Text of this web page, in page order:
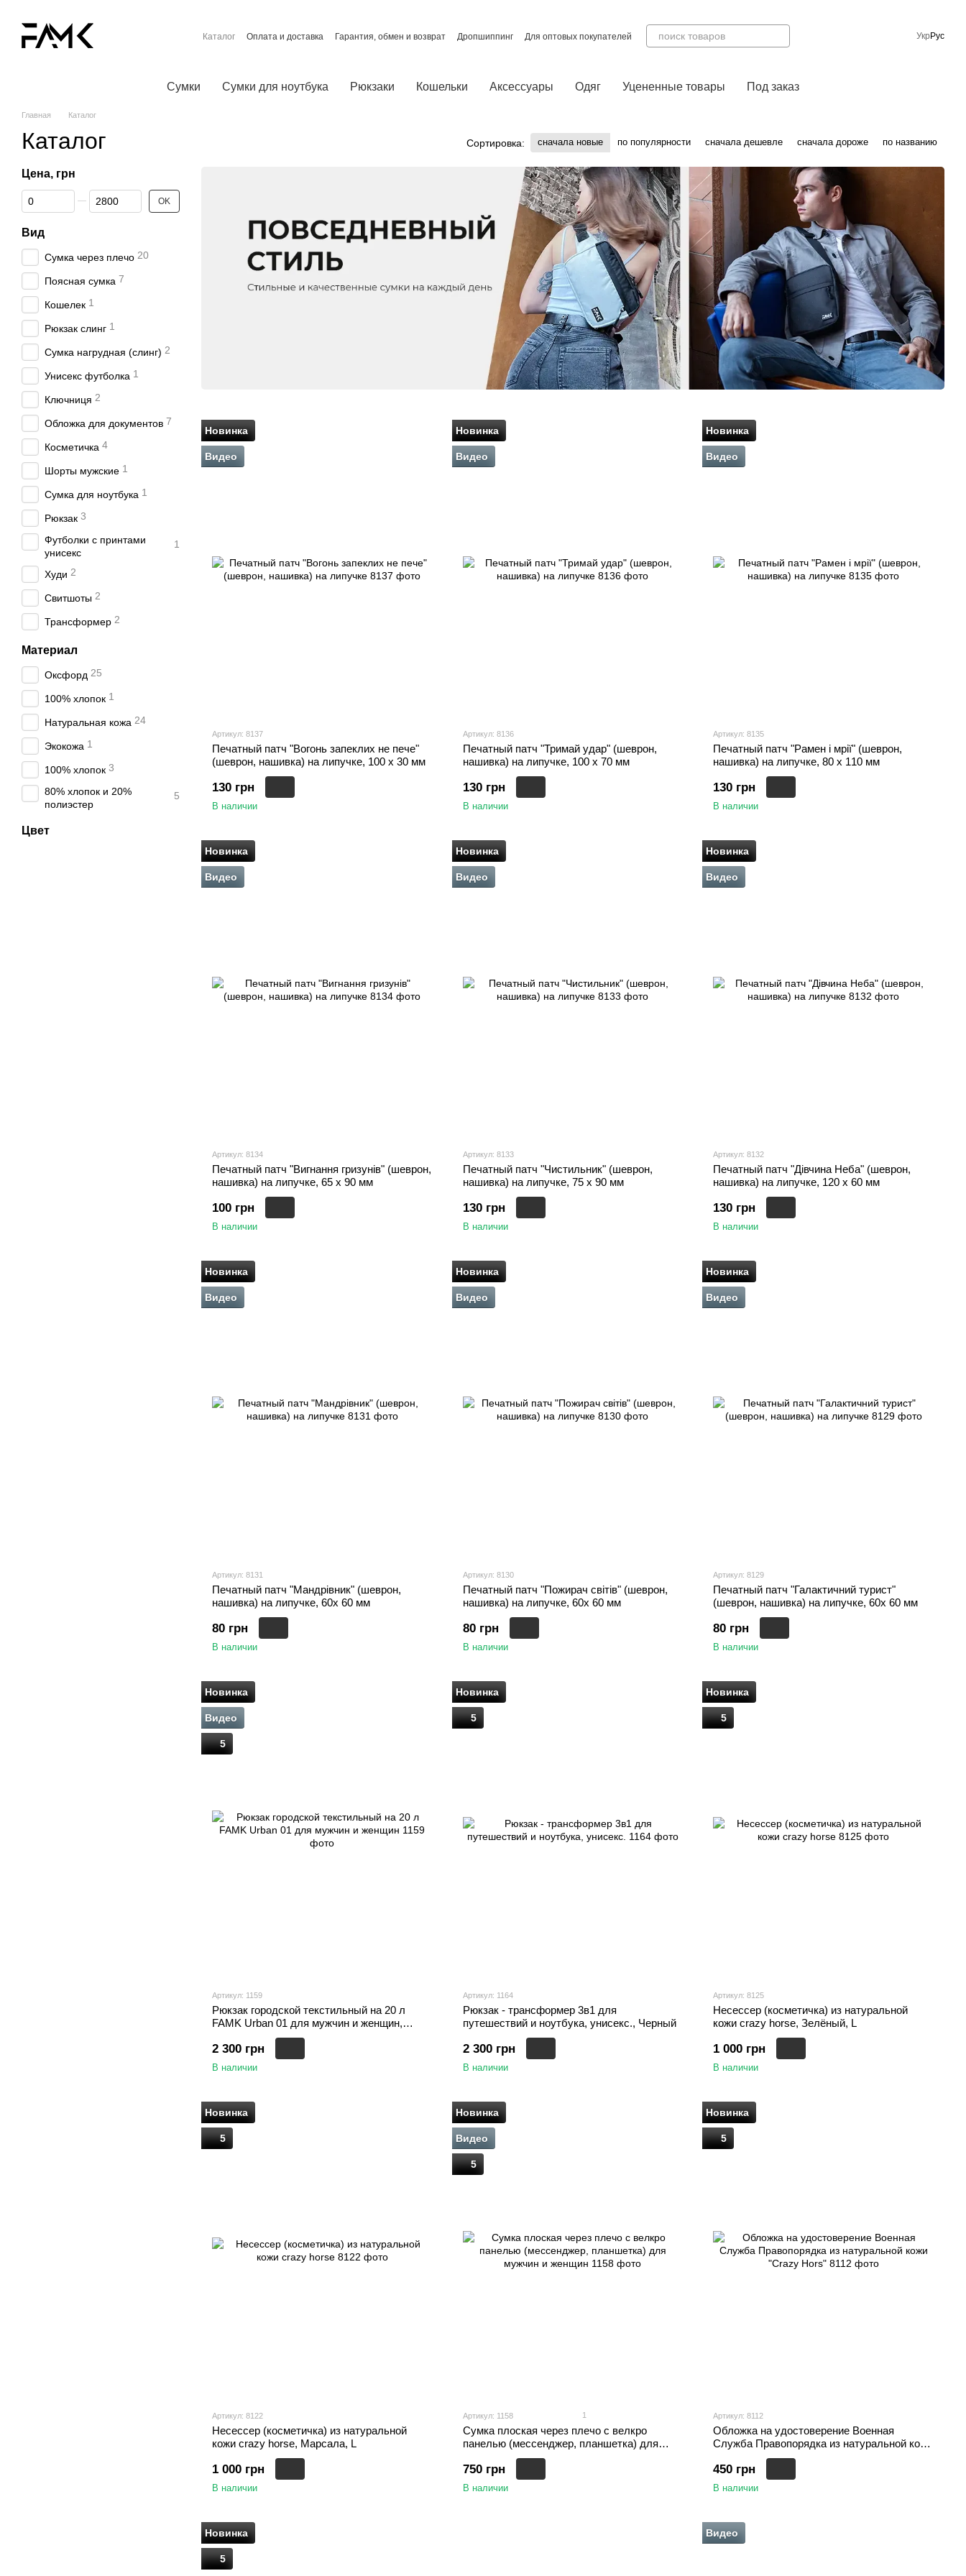
Каталог Оплата и доставка Гарантия, обмен и возврат Дропшиппинг
Для оптовых покупателей
Укр Рус
Сумки Сумки для ноутбука Рюкзаки Кошельки Аксессуары Одяг Уцененные товары Под заказ
Главная Каталог
Каталог Сортировка: сначала новые по популярности сначала дешевле сначала дороже по названию
Новинка
Видео
Артикул: 8137
Печатный патч "Вогонь запеклих не пече"
(шеврон, нашивка) на липучке, 100 х 30 мм
130 грн
В наличии
Новинка
Видео
Артикул: 8136
Печатный патч "Тримай удар" (шеврон,
нашивка) на липучке, 100 х 70 мм
130 грн
В наличии
Новинка
Видео
Артикул: 8135
Печатный патч "Рамен і мрії" (шеврон,
нашивка) на липучке, 80 х 110 мм
130 грн
В наличии
Новинка
Видео
Артикул: 8134
Печатный патч "Вигнання гризунів" (шеврон,
нашивка) на липучке, 65 х 90 мм
100 грн
В наличии
Новинка
Видео
Артикул: 8133
Печатный патч "Чистильник" (шеврон,
нашивка) на липучке, 75 х 90 мм
130 грн
В наличии
Новинка
Видео
Артикул: 8132
Печатный патч "Дівчина Неба" (шеврон,
нашивка) на липучке, 120 х 60 мм
130 грн
В наличии
Новинка
Видео
Артикул: 8131
Печатный патч "Мандрівник" (шеврон,
нашивка) на липучке, 60х 60 мм
80 грн
В наличии
Новинка
Видео
Артикул: 8130
Печатный патч "Пожирач світів" (шеврон,
нашивка) на липучке, 60х 60 мм
80 грн
В наличии
Новинка
Видео
Артикул: 8129
Печатный патч "Галактичний турист"
(шеврон, нашивка) на липучке, 60х 60 мм
80 грн
В наличии
Новинка
Видео
5
Артикул: 1159
Рюкзак городской текстильный на 20 л
FAMK Urban 01 для мужчин и женщин,
2 300 грн
В наличии
Новинка
5
Артикул: 1164
Рюкзак - трансформер 3в1 для
путешествий и ноутбука, унисекс., Черный
2 300 грн
В наличии
Новинка
5
Артикул: 8125
Несессер (косметичка) из натуральной
кожи crazy horse, Зелёный, L
1 000 грн
В наличии
Новинка
5
Артикул: 8122
Несессер (косметичка) из натуральной
кожи crazy horse, Марсала, L
1 000 грн
В наличии
Новинка
Видео
5
Артикул: 1158 1
Сумка плоская через плечо с велкро
панелью (мессенджер, планшетка) для
мужчин и женщин, Оранжевый
750 грн
В наличии
Новинка
5
Артикул: 8112
Обложка на удостоверение Военная
Служба Правопорядка из натуральной кожи
"Crazy Hors", Черный
450 грн
В наличии
Новинка
5
Видео
Цена, грн
От Цена, грн
До Цена, грн OK
Вид
Сумка через плечо 20
Поясная сумка 7
Кошелек 1
Рюкзак слинг 1
Сумка нагрудная (слинг) 2
Унисекс футболка 1
Ключниця 2
Обложка для документов 7
Косметичка 4
Шорты мужские 1
Сумка для ноутбука 1
Рюкзак 3
Футболки с принтами
унисекс
1
Худи 2
Свитшоты 2
Трансформер 2
Материал
Оксфорд 25
100% хлопок 1
Натуральная кожа 24
Экокожа 1
100% хлопок 3
80% хлопок и 20%
полиэстер
5
Цвет